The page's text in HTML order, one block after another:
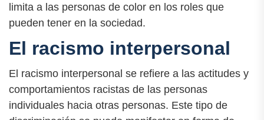
limita a las personas de color en los roles que
pueden tener en la sociedad.
El racismo interpersonal
El racismo interpersonal se refiere a las actitudes y
comportamientos racistas de las personas
individuales hacia otras personas. Este tipo de